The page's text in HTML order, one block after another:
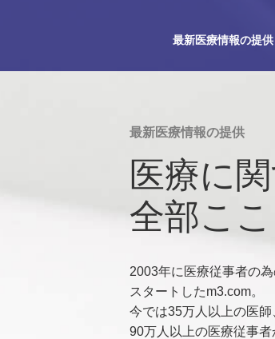
最新医療情報の提供
最新医療情報の提供
医療に
全部こ
2003年に医療従事者の
スタートしたm3.com。
今では35万人以上の医師
90万人以上の医療従事